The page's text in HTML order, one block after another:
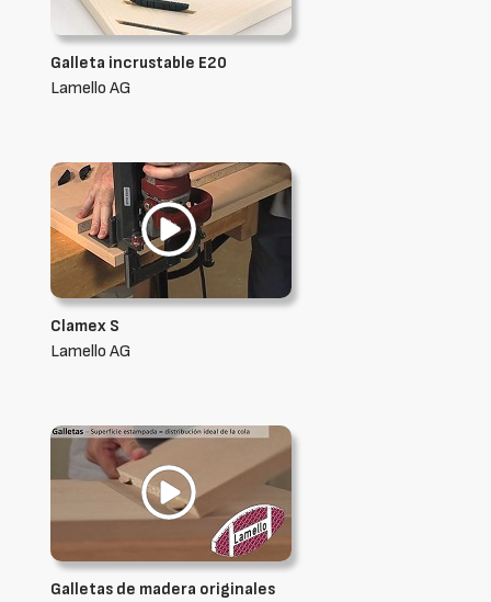
Galleta incrustable E20
Lamello AG
Clamex S
Lamello AG
Galletas de madera originales